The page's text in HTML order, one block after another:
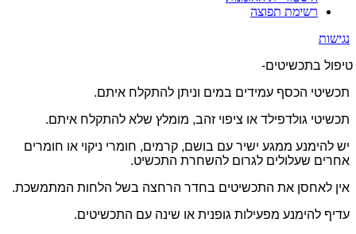
רשימת תפוצה
נגישות
טיפול בתכשיטים-
תכשיטי הכסף עמידים במים וניתן להתקלח איתם.
תכשיטי גולדפילד או ציפוי זהב, מומלץ שלא להתקלח איתם.
יש להימנע ממגע ישיר עם בושם, קרמים, חומרי ניקוי או חומרים
אחרים שעלולים לגרום להשחרת התכשיט.
אין לאחסן את התכשיטים בחדר הרחצה בשל הלחות המתמשכת.
עדיף להימנע מפעילות גופנית או שינה עם התכשיטים.